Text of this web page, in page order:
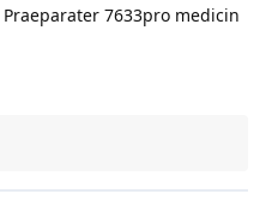
7633pro medicin
com